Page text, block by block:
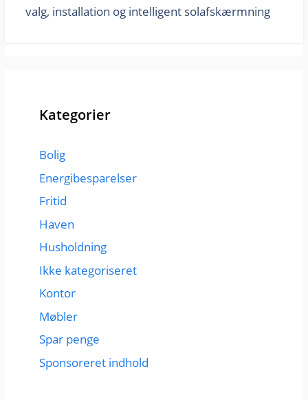
valg, installation og intelligent solafskærmning
Kategorier
Bolig
Energibesparelser
Fritid
Haven
Husholdning
Ikke kategoriseret
Kontor
Møbler
Spar penge
Sponsoreret indhold